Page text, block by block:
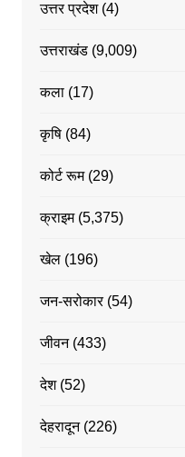
उत्तर प्रदेश(4)
उत्तराखंड(9,009)
कला(17)
कृषि(84)
कोर्ट रूम(29)
क्राइम(5,375)
खेल(196)
जन-सरोकार(54)
जीवन(433)
देश(52)
देहरादून(226)